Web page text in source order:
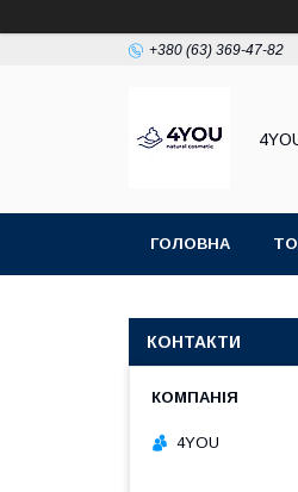
+380 (63) 369-47-82
ГОЛОВНА
КОНТАКТИ
4YOU